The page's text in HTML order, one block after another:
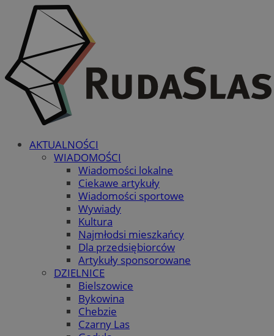
AKTUALNOŚCI
WIADOMOŚCI
Wiadomości lokalne
Ciekawe artykuły
Wiadomości sportowe
Wywiady
Kultura
Najmłodsi mieszkańcy
Dla przedsiębiorców
Artykuły sponsorowane
DZIELNICE
Bielszowice
Bykowina
Chebzie
Czarny Las